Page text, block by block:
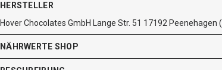
HERSTELLER
Hover Chocolates GmbH Lange Str. 51 17192 Peenehagen
NÄHRWERTE SHOP